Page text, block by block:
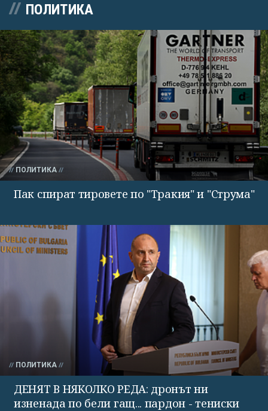
ПОЛИТИКА
ПОЛИТИКА
Пак спират тировете по "Тракия" и "Струма"
ПОЛИТИКА
ДЕНЯТ В НЯКОЛКО РЕДА: дронът ни
изненада по бели гащ... пардон - тениски